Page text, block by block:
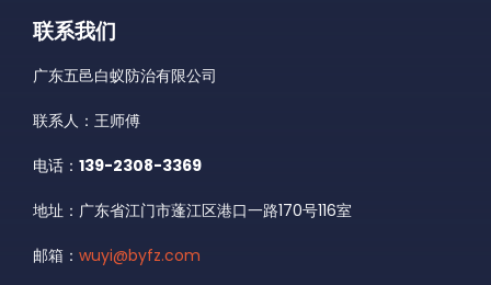
联系我们
广东五邑白蚁防治有限公司
联系人：王师傅
电话： 139-2308-3369
地址：广东省江门市蓬江区港口一路170号116室
邮箱： wuyi@byfz.com